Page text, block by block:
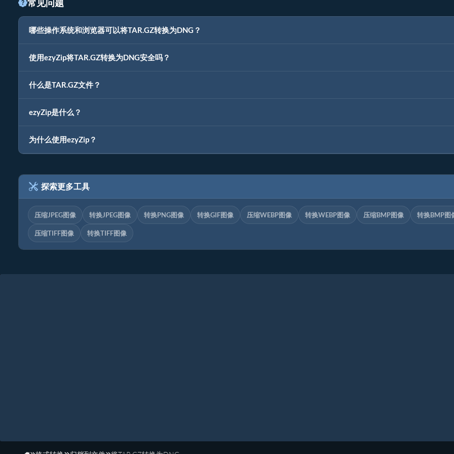
常见问题
哪些操作系统和浏览器可以将TAR.GZ转换为DNG？
使用ezyZip将TAR.GZ转换为DNG安全吗？
什么是TAR.GZ文件？
ezyZip是什么？
为什么使用ezyZip？
探索更多工具
压缩JPEG图像 转换JPEG图像 转换PNG图像 转换GIF图像 压缩WEBP图像 转换WEBP图像 压缩BMP图像 转换BMP图
压缩TIFF图像 转换TIFF图像